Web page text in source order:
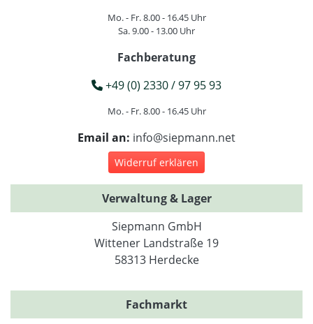
Mo. - Fr. 8.00 - 16.45 Uhr
Sa. 9.00 - 13.00 Uhr
Fachberatung
+49 (0) 2330 / 97 95 93
Mo. - Fr. 8.00 - 16.45 Uhr
Email an: info@siepmann.net
Widerruf erklären
Verwaltung & Lager
Siepmann GmbH
Wittener Landstraße 19
58313 Herdecke
Fachmarkt